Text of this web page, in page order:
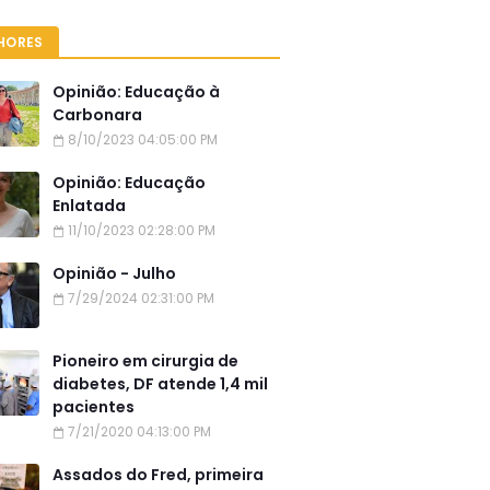
Opinião: Educação à
Carbonara
8/10/2023 04:05:00 PM
Opinião: Educação
Enlatada
11/10/2023 02:28:00 PM
Opinião - Julho
7/29/2024 02:31:00 PM
Pioneiro em cirurgia de
diabetes, DF atende 1,4 mil
pacientes
7/21/2020 04:13:00 PM
Assados do Fred, primeira